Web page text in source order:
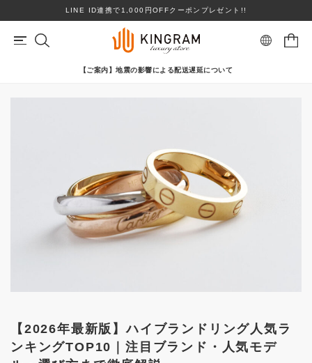
LINE ID連携で1,000円OFFクーポンプレゼント!!
コンディションランクS
ロレックス ヴァンクリーフ＆アーペル
カテゴリを選ぶ
PRICE DOWN
MEMBERS
【ご案内】地震の影響による配送遅延について
【2026年最新版】ハイブランドリング人気ラ
ンキングTOP10｜注目ブランド・人気モデ